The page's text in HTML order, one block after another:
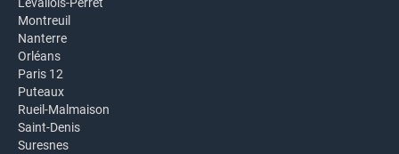
Levallois-Perret
Montreuil
Nanterre
Orléans
Paris 12
Puteaux
Rueil-Malmaison
Saint-Denis
Suresnes